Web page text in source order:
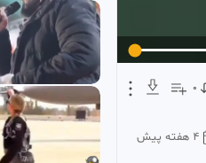
0
۴ هفته پیش